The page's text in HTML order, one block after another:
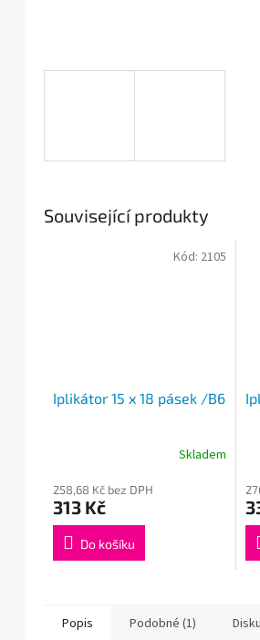
Související produkty
Iplikátor 15 x 18 pásek /B6
Skladem
258,68 Kč bez DPH
313 Kč
Do košíku
Kód: 2105
Popis Podobné (1)